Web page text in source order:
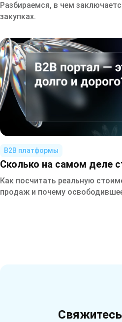
Разбираемся, в чем
закупках.
B2B платформы
Сколько на самом деле
Как посчитать реальную
продаж и почему